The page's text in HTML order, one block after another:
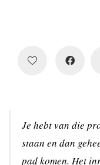
Je hebt van die
staan en dan
pad komen. Het